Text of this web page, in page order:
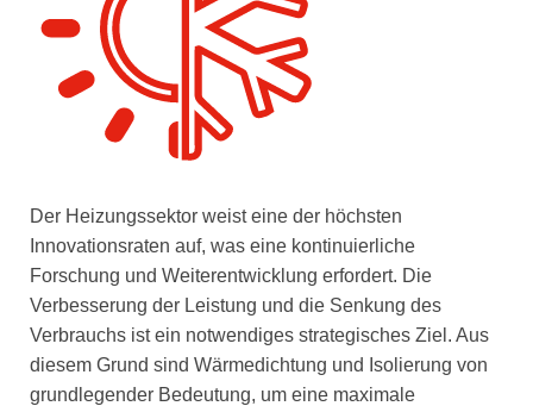
Der Heizungssektor weist eine der höchsten
Innovationsraten auf, was eine kontinuierliche
Forschung und Weiterentwicklung erfordert. Die
Verbesserung der Leistung und die Senkung des
Verbrauchs ist ein notwendiges strategisches Ziel. Aus
diesem Grund sind Wärmedichtung und Isolierung von
grundlegender Bedeutung, um eine maximale